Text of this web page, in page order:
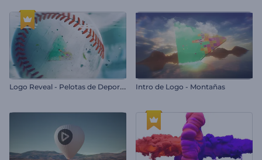
L
ogo Reveal - Pelotas de Deportes 3D Intro de Logo - Montañas